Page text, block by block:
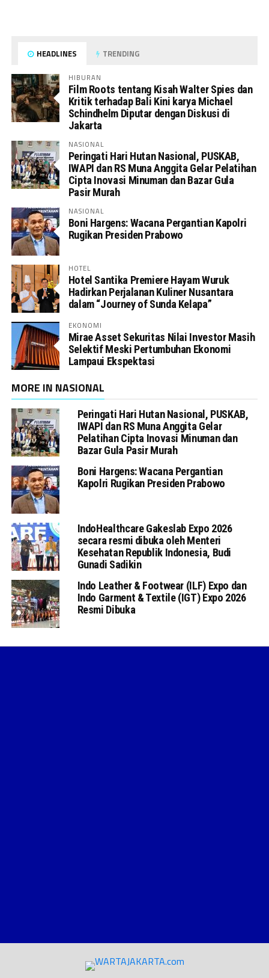
HEADLINES TRENDING
HIBURAN
Film Roots tentang Kisah Walter Spies dan
Kritik terhadap Bali Kini karya Michael
Schindhelm Diputar dengan Diskusi di
Jakarta
NASIONAL
Peringati Hari Hutan Nasional, PUSKAB,
IWAPI dan RS Muna Anggita Gelar Pelatihan
Cipta Inovasi Minuman dan Bazar Gula
Pasir Murah
NASIONAL
Boni Hargens: Wacana Pergantian Kapolri
Rugikan Presiden Prabowo
HOTEL
Hotel Santika Premiere Hayam Wuruk
Hadirkan Perjalanan Kuliner Nusantara
dalam “Journey of Sunda Kelapa”
EKONOMI
Mirae Asset Sekuritas Nilai Investor Masih
Selektif Meski Pertumbuhan Ekonomi
Lampaui Ekspektasi
MORE IN NASIONAL
Peringati Hari Hutan Nasional, PUSKAB,
IWAPI dan RS Muna Anggita Gelar
Pelatihan Cipta Inovasi Minuman dan
Bazar Gula Pasir Murah
Boni Hargens: Wacana Pergantian
Kapolri Rugikan Presiden Prabowo
IndoHealthcare Gakeslab Expo 2026
secara resmi dibuka oleh Menteri
Kesehatan Republik Indonesia, Budi
Gunadi Sadikin
Indo Leather & Footwear (ILF) Expo dan
Indo Garment & Textile (IGT) Expo 2026
Resmi Dibuka